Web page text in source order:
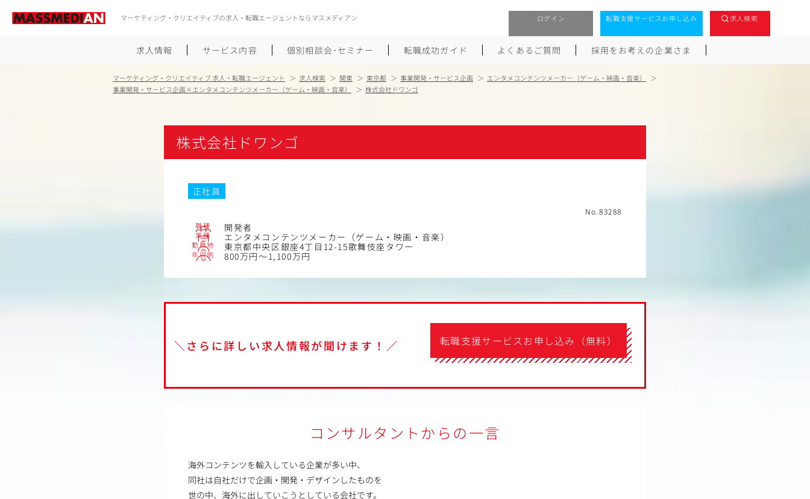
マーケティング・クリエイティブの求人・転職エージェントならマスメディアン ログイン 転職支援サービスお申し込み 求人検索
求人情報 サービス内容 個別相談会･セミナー 転職成功ガイド
履歴書のつくり方
職務経歴書のつくり方
未経験から広告業界への転職
エグゼクティブ転職
Uターン･Iターン転職
よくあるご質問 採用をお考えの企業さま
マーケティング・クリエイティブ 求人・転職エージェント 求人検索 関東 東京都 事業開発・サービス企画
エンタメコンテンツメーカー（ゲーム・映画・音楽）
事業開発・サービス企画×エンタメコンテンツメーカー（ゲーム・映画・音楽）
株式会社ドワンゴ
株式会社ドワンゴ
正社員
No.83288
職種 開発者
業種 エンタメコンテンツメーカー（ゲーム・映画・音楽）
勤務地 東京都中央区銀座4丁目12-15歌舞伎座タワー
年収例 800万円～1,100万円
＼さらに詳しい求人情報が聞けます！／ 転職支援サービスお申し込み（無料）
コンサルタントからの一言
海外コンテンツを輸入している企業が多い中、
同社は自社だけで企画・開発・デザインしたものを
世の中、海外に出していこうとしている会社です。